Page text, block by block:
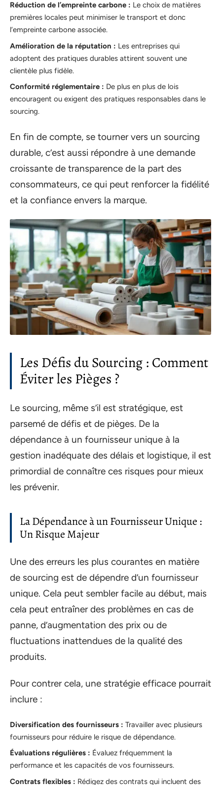
Réduction de l’empreinte carbone : Le choix de matières
premières locales peut minimiser le transport et donc
l’empreinte carbone associée.
Amélioration de la réputation : Les entreprises qui
adoptent des pratiques durables attirent souvent une
clientèle plus fidèle.
Conformité réglementaire : De plus en plus de lois
encouragent ou exigent des pratiques responsables dans le
sourcing.
En fin de compte, se tourner vers un sourcing
durable, c’est aussi répondre à une demande
croissante de transparence de la part des
consommateurs, ce qui peut renforcer la fidélité
et la confiance envers la marque.
Les Défis du Sourcing : Comment
Éviter les Pièges ?
Le sourcing, même s’il est stratégique, est
parsemé de défis et de pièges. De la
dépendance à un fournisseur unique à la
gestion inadéquate des délais et logistique, il est
primordial de connaître ces risques pour mieux
les prévenir.
La Dépendance à un Fournisseur Unique :
Un Risque Majeur
Une des erreurs les plus courantes en matière
de sourcing est de dépendre d’un fournisseur
unique. Cela peut sembler facile au début, mais
cela peut entraîner des problèmes en cas de
panne, d’augmentation des prix ou de
fluctuations inattendues de la qualité des
produits.
Pour contrer cela, une stratégie efficace pourrait
inclure :
Diversification des fournisseurs : Travailler avec plusieurs
fournisseurs pour réduire le risque de dépendance.
Évaluations régulières : Évaluez fréquemment la
performance et les capacités de vos fournisseurs.
Contrats flexibles : Rédigez des contrats qui incluent des